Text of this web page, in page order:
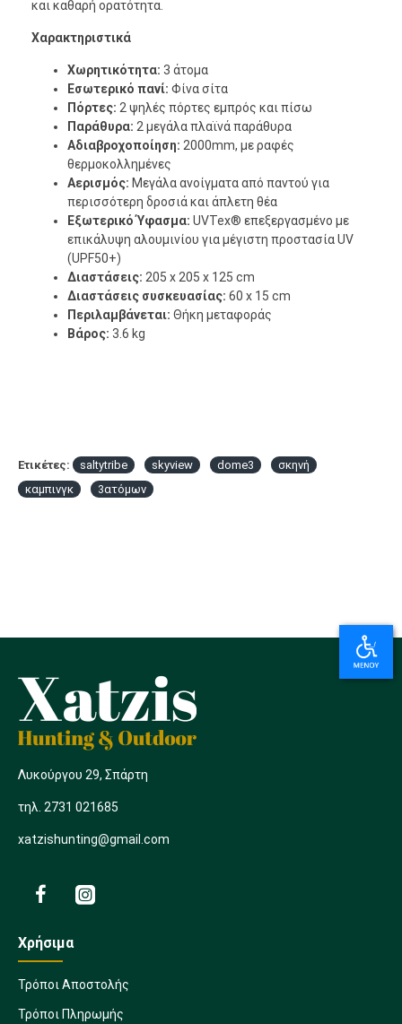
και καθαρή ορατότητα.
Χαρακτηριστικά
Χωρητικότητα: 3 άτομα
Εσωτερικό πανί: Φίνα σίτα
Πόρτες: 2 ψηλές πόρτες εμπρός και πίσω
Παράθυρα: 2 μεγάλα πλαϊνά παράθυρα
Αδιαβροχοποίηση: 2000mm, με ραφές
θερμοκολλημένες
Αερισμός: Μεγάλα ανοίγματα από παντού για
περισσότερη δροσιά και άπλετη θέα
Εξωτερικό Ύφασμα: UVTex® επεξεργασμένο με
επικάλυψη αλουμινίου για μέγιστη προστασία UV
(UPF50+)
Διαστάσεις: 205 x 205 x 125 cm
Διαστάσεις συσκευασίας: 60 x 15 cm
Περιλαμβάνεται: Θήκη μεταφοράς
Βάρος: 3.6 kg
Ετικέτες: saltytribe skyview dome3
σκηνή
καμπινγκ
3ατόμων
Λυκούργου 29, Σπάρτη
τηλ. 2731 021685
xatzishunting@gmail.com
Χρήσιμα
Τρόποι Αποστολής
Τρόποι Πληρωμής